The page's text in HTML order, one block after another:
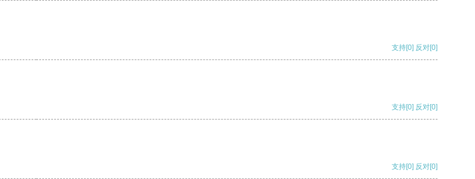
支持[0] 反对[0]
支持[0] 反对[0]
支持[0] 反对[0]